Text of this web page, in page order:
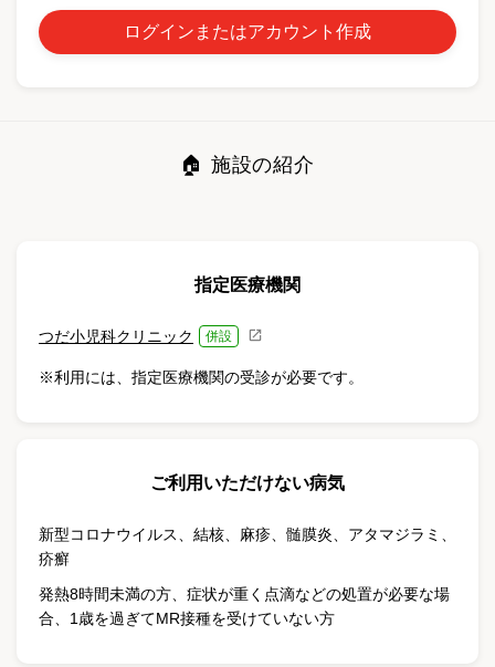
ログインまたはアカウント作成
🏠 施設の紹介
指定医療機関
つだ小児科クリニック 併設
※利用には、指定医療機関の受診が必要です。
ご利用いただけない病気
新型コロナウイルス 結核 麻疹 髄膜炎 アタマジラミ
疥癬
発熱8時間未満の方、症状が重く点滴などの処置が必要な場
合、1歳を過ぎてMR接種を受けていない方